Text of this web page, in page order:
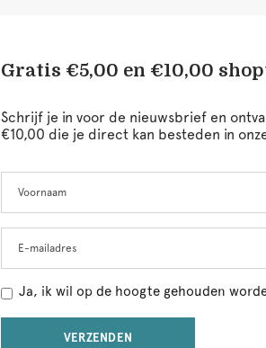
Gratis €5,00 en €10,00
Schrijf je in voor de nieuwsbrief en
€10,00 die je direct kan besteden in
this
field
blank
Ja, ik wil op de hoogte gehouden
VERZENDEN